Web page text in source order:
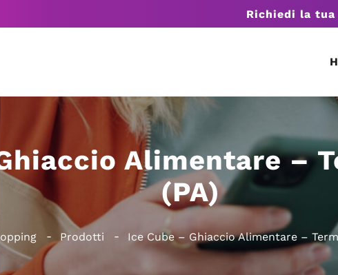
Richiedi la
Alimentare –
(PA)
Prodotti Ice Cube – Ghiaccio Alimentare –